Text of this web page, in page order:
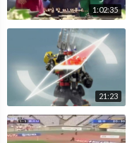
1:02:35
21:23